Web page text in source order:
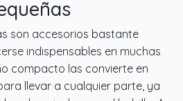
son accesorios bastante
indispensables en muchas
compacto las convierte en
llevar a cualquier parte, ya